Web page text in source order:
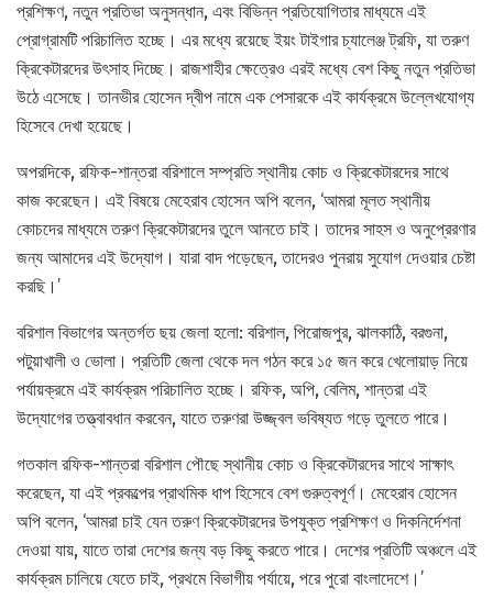
প্রশিক্ষণ, নতুন প্রতিভা অনুসন্ধান, এবং বিভিন্ন প্রতিযোগিতার মাধ্যমে এই
প্রোগ্রামটি পরিচালিত হচ্ছে। এর মধ্যে রয়েছে ইয়ং টাইগার চ্যালেঞ্জ ট্রফি, যা তরুণ
ক্রিকেটারদের উৎসাহ দিচ্ছে। রাজশাহীর ক্ষেত্রেও এরই মধ্যে বেশ কিছু নতুন প্রতিভা
উঠে এসেছে। তানভীর হোসেন দ্বীপ নামে এক পেসারকে এই কার্যক্রমে উল্লেখযোগ্য
হিসেবে দেখা হয়েছে।
অপরদিকে, রফিক-শান্তরা বরিশালে সম্প্রতি স্থানীয় কোচ ও ক্রিকেটারদের সাথে
কাজ করেছেন। এই বিষয়ে মেহেরাব হোসেন অপি বলেন, ‘আমরা মূলত স্থানীয়
কোচদের মাধ্যমে তরুণ ক্রিকেটারদের তুলে আনতে চাই। তাদের সাহস ও অনুপ্রেরণার
জন্য আমাদের এই উদ্যোগ। যারা বাদ পড়েছেন, তাদেরও পুনরায় সুযোগ দেওয়ার চেষ্টা
করছি।’
বরিশাল বিভাগের অন্তর্গত ছয় জেলা হলো: বরিশাল, পিরোজপুর, ঝালকাঠি, বরগুনা,
পটুয়াখালী ও ভোলা। প্রতিটি জেলা থেকে দল গঠন করে ১৫ জন করে খেলোয়াড় নিয়ে
পর্যায়ক্রমে এই কার্যক্রম পরিচালিত হচ্ছে। রফিক, অপি, বেলিম, শান্তরা এই
উদ্যোগের তত্ত্বাবধান করবেন, যাতে তরুণরা উজ্জ্বল ভবিষ্যত গড়ে তুলতে পারে।
গতকাল রফিক-শান্তরা বরিশাল পৌছে স্থানীয় কোচ ও ক্রিকেটারদের সাথে সাক্ষাৎ
করেছেন, যা এই প্রকল্পের প্রাথমিক ধাপ হিসেবে বেশ গুরুত্বপূর্ণ। মেহেরাব হোসেন
অপি বলেন, ‘আমরা চাই যেন তরুণ ক্রিকেটারদের উপযুক্ত প্রশিক্ষণ ও দিকনির্দেশনা
দেওয়া যায়, যাতে তারা দেশের জন্য বড় কিছু করতে পারে। দেশের প্রতিটি অঞ্চলে এই
কার্যক্রম চালিয়ে যেতে চাই, প্রথমে বিভাগীয় পর্যায়ে, পরে পুরো বাংলাদেশে।’